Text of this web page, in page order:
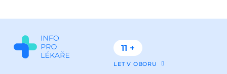
11 +
LET V OBORU